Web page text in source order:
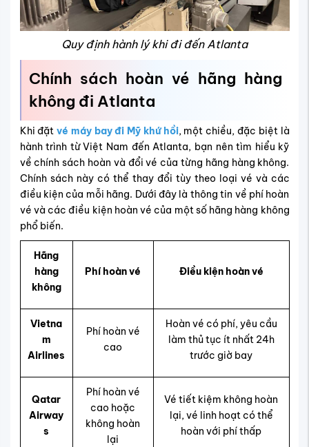
Quy định hành lý khi đi đến Atlanta
Chính sách hoàn vé hãng hàng
không đi Atlanta
Khi đặtvé máy bay đi Mỹ khứ hồi, một chiều, đặc biệt là
hành trình từ Việt Nam đến Atlanta, bạn nên tìm hiểu kỹ
về chính sách hoàn và đổi vé của từng hãng hàng không.
Chính sách này có thể thay đổi tùy theo loại vé và các
điều kiện của mỗi hãng. Dưới đây là thông tin về phí hoàn
vé và các điều kiện hoàn vé của một số hãng hàng không
phổ biến.
Hãng
hàng
không
Phí hoàn vé Điều kiện hoàn vé
Vietna
m
Airlines
Phí hoàn vé
cao
Hoàn vé có phí, yêu cầu
làm thủ tục ít nhất 24h
trước giờ bay
Qatar
Airway
s
Phí hoàn vé
cao hoặc
không hoàn
lại
Vé tiết kiệm không hoàn
lại, vé linh hoạt có thể
hoàn với phí thấp